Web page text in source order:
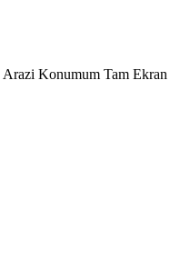
Arazi Konumum Tam Ekran